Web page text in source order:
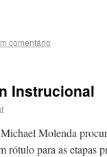
comentário
Instrucional
Molenda
rótulo para as etapas